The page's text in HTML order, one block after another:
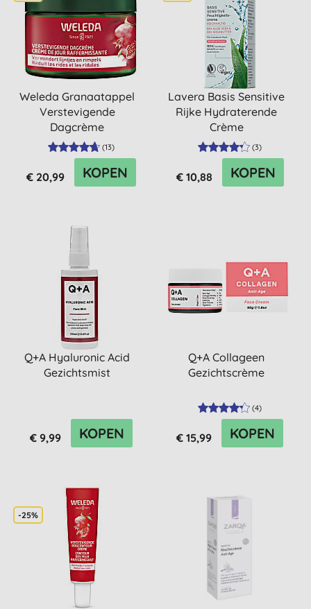
Weleda Granaatappel
Verstevigende
Dagcrème
(13)
€ 20,99 KOPEN
Lavera Basis Sensitive
Rijke Hydraterende
Crème
(3)
€ 10,88 KOPEN
Q+A Hyaluronic Acid
Gezichtsmist
€ 9,99 KOPEN
Q+A Collageen
Gezichtscrème
(4)
€ 15,99 KOPEN
-25%